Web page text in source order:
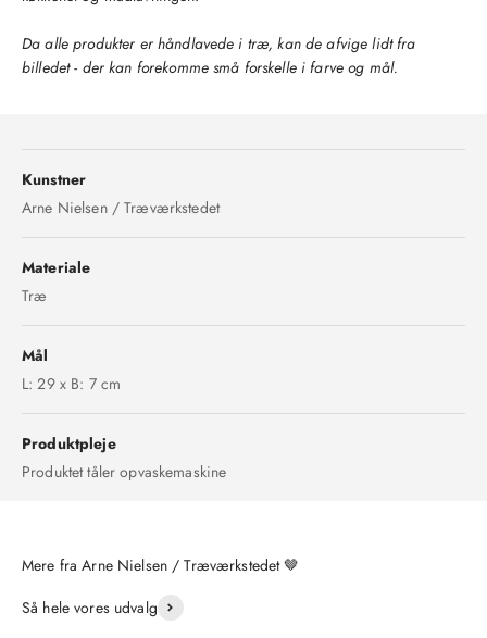
Da alle produkter er håndlavede i træ, kan de afvige lidt fra
billedet - der kan forekomme små forskelle i farve og mål.
Kunstner
Arne Nielsen / Træværkstedet
Materiale
Træ
Mål
L: 29 x B: 7 cm
Produktpleje
Produktet tåler opvaskemaskine
Så hele vores udvalg